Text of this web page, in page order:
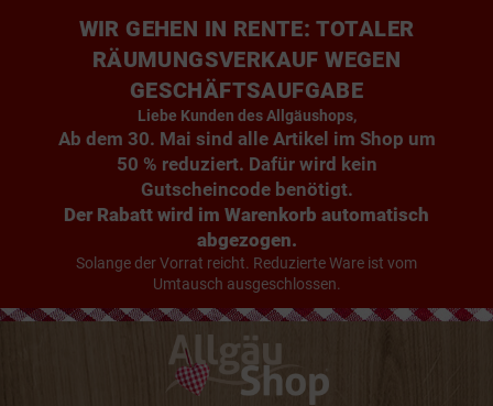
WIR GEHEN IN RENTE: TOTALER
RÄUMUNGSVERKAUF WEGEN
GESCHÄFTSAUFGABE
Liebe Kunden des Allgäushops,
Ab dem 30. Mai sind alle Artikel im Shop um
50 % reduziert. Dafür wird kein
Gutscheincode benötigt.
Der Rabatt wird im Warenkorb automatisch
abgezogen.
Solange der Vorrat reicht. Reduzierte Ware ist vom
Umtausch ausgeschlossen.